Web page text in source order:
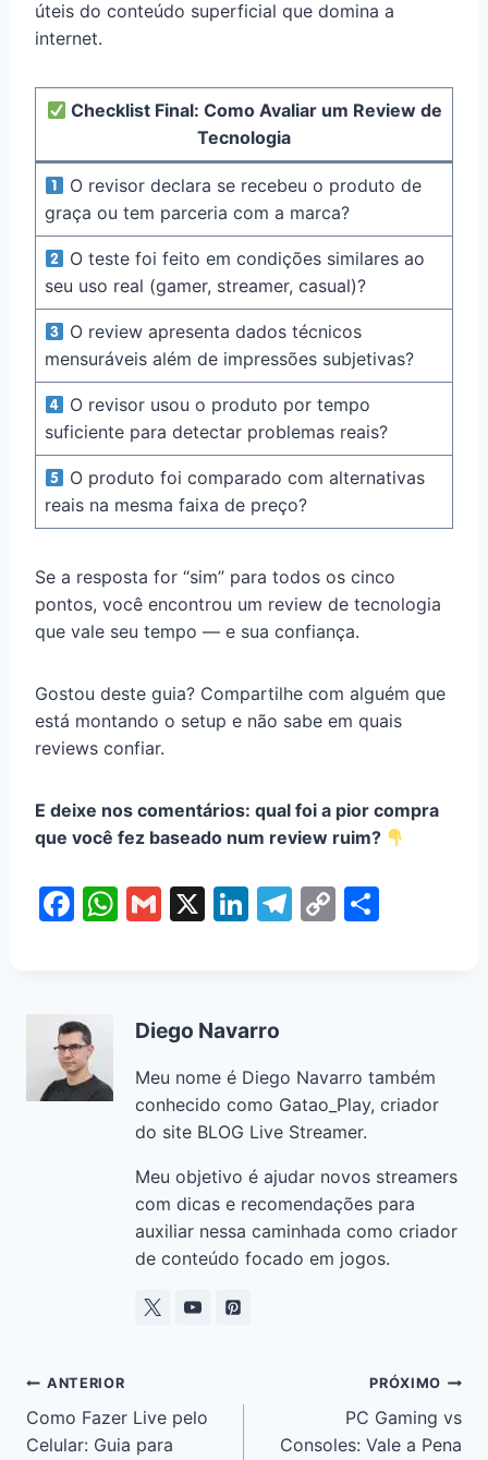
úteis do conteúdo superficial que domina a
internet.
Checklist Final: Como Avaliar um Review de
Tecnologia
O revisor declara se recebeu o produto de
graça ou tem parceria com a marca?
O teste foi feito em condições similares ao
seu uso real (gamer, streamer, casual)?
O review apresenta dados técnicos
mensuráveis além de impressões subjetivas?
O revisor usou o produto por tempo
suficiente para detectar problemas reais?
O produto foi comparado com alternativas
reais na mesma faixa de preço?
Se a resposta for “sim” para todos os cinco
pontos, você encontrou um review de tecnologia
que vale seu tempo — e sua confiança.
Gostou deste guia? Compartilhe com alguém que
está montando o setup e não sabe em quais
reviews confiar.
E deixe nos comentários: qual foi a pior compra
que você fez baseado num review ruim?
F
b
o
o
W
A
p
p
G
X
Li
dI
n
T
m
C
n
k
Diego Navarro
Meu nome é Diego Navarro também
conhecido como Gatao_Play, criador
do site BLOG Live Streamer.
Meu objetivo é ajudar novos streamers
com dicas e recomendações para
auxiliar nessa caminhada como criador
de conteúdo focado em jogos.
ANTERIOR
Como Fazer Live pelo
Celular: Guia para
PRÓXIMO
PC Gaming vs
Consoles: Vale a Pena